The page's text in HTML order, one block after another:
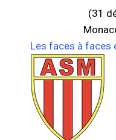
(31
Les faces à faces